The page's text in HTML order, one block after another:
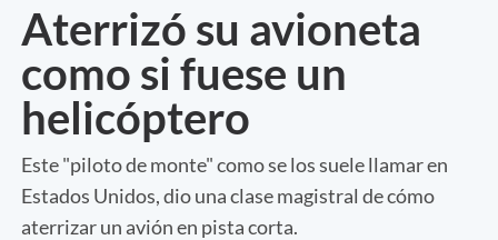
Aterrizó su avioneta
como si fuese un
helicóptero
Este "piloto de monte" como se los suele llamar en
Estados Unidos, dio una clase magistral de cómo
aterrizar un avión en pista corta.